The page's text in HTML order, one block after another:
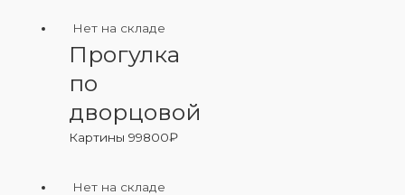
Нет на складе
Прогулка
по
дворцовой
Картины99800₽
Нет на складе